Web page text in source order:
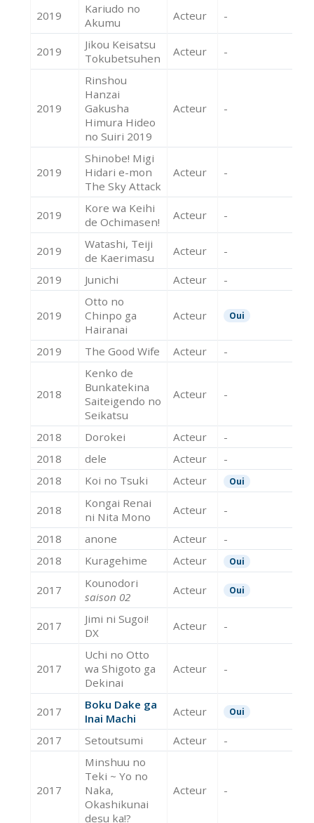
2019
Kariudo no
Akumu
Acteur -
2019
Jikou Keisatsu
Tokubetsuhen
Acteur -
2019
Rinshou
Hanzai
Gakusha
Himura Hideo
no Suiri 2019
Acteur -
2019
Shinobe! Migi
Hidari e-mon
The Sky Attack
Acteur -
2019
Kore wa Keihi
de Ochimasen!
Acteur -
2019
Watashi, Teiji
de Kaerimasu
Acteur -
2019 Junichi Acteur -
2019
Otto no
Chinpo ga
Hairanai
Acteur Oui
2019 The Good Wife Acteur -
2018
Kenko de
Bunkatekina
Saiteigendo no
Seikatsu
Acteur -
2018 Dorokei Acteur
-
2018
dele Acteur
-
2018
Koi no Tsuki Acteur Oui
2018
Kongai Renai
ni Nita Mono
Acteur -
2018 anone Acteur
-
2018
Kuragehime Acteur Oui
2017
Kounodori
saison 02
Acteur Oui
2017
Jimi ni Sugoi!
DX
Acteur -
2017
Uchi no Otto
wa Shigoto ga
Dekinai
Acteur -
2017
Boku Dake ga
Inai Machi
Acteur Oui
2017 Setoutsumi Acteur -
2017
Minshuu no
Teki ~ Yo no
Naka,
Okashikunai
desu ka!?
Acteur -